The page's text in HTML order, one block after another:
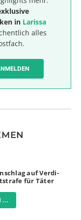
in Larissa
alles
auf Verdi-
für Täter
...